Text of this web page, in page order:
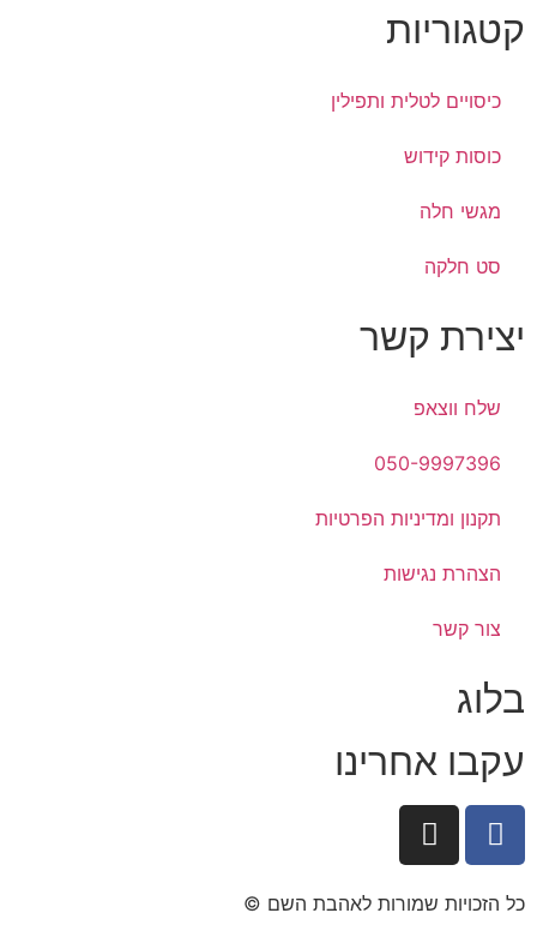
קטגוריות
כיסויים לטלית ותפילין
כוסות קידוש
מגשי חלה
סט חלקה
יצירת קשר
שלח ווצאפ
050-9997396
תקנון ומדיניות הפרטיות
הצהרת נגישות
צור קשר
בלוג
עקבו אחרינו
כל הזכויות שמורות לאהבת השם ©​